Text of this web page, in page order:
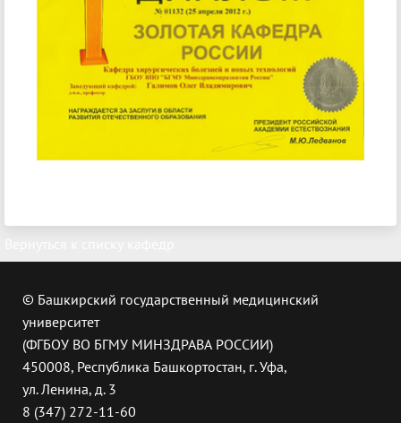
© Башкирский государственный медицинский
университет
(ФГБОУ ВО БГМУ МИНЗДРАВА РОССИИ)
450008, Республика Башкортостан, г. Уфа,
ул. Ленина, д. 3
8 (347) 272-11-60